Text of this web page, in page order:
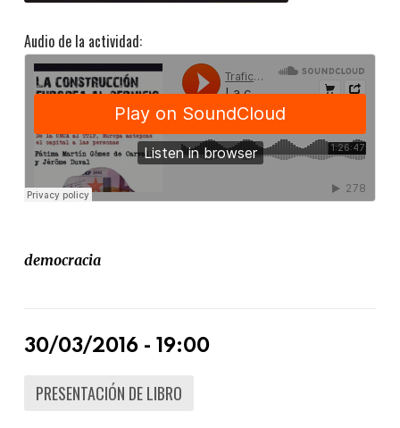
Audio de la actividad:
democracia
30/03/2016 - 19:00
PRESENTACIÓN DE LIBRO